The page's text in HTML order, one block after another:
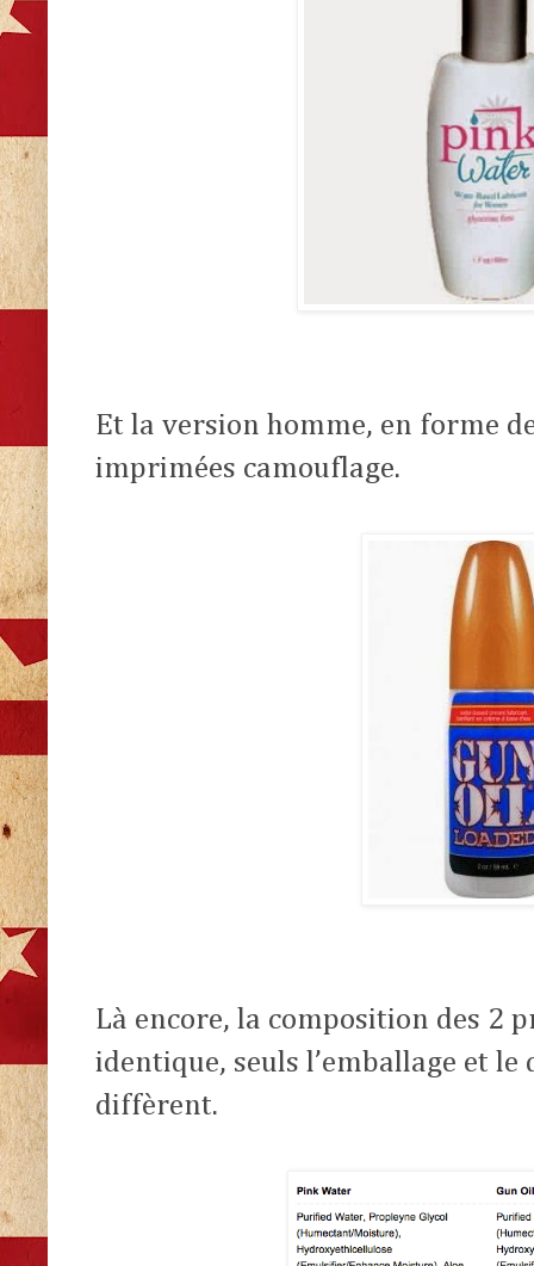
Et la version homme, en forme
imprimées camouflage.
Là encore, la composition des 2
identique, seuls l’emballage et
diffèrent.